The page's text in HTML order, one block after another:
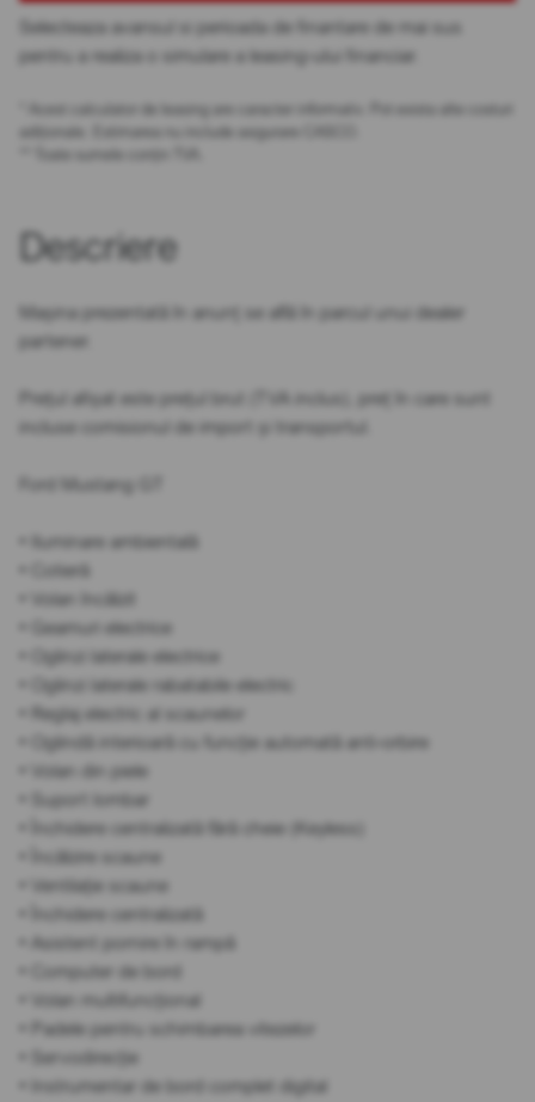
Selecteaza avansul si perioada de finantare de mai sus
pentru a realiza o simulare a leasing-ului financiar.
* Acest calculator de leasing are caracter informativ. Pot exista alte costuri
adiționale. Estimarea nu include asigurare CASCO.
** Toate sumele conțin TVA.
Descriere
Mașina prezentată în anunț se află în parcul unui dealer
partener.
Prețul afișat este prețul brut (TVA inclus), preț în care sunt
incluse comisionul de import și transportul.
Ford Mustang GT
• Iluminare ambientală
• Cotieră
• Volan încălzit
• Geamuri electrice
• Oglinzi laterale electrice
• Oglinzi laterale rabatabile electric
• Reglaj electric al scaunelor
• Oglindă interioară cu funcție automată anti-orbire
• Volan din piele
• Suport lombar
• Închidere centralizată fără cheie (Keyless)
• Încălzire scaune
• Ventilație scaune
• Închidere centralizată
• Asistent pornire în rampă
• Computer de bord
• Volan multifuncțional
• Padele pentru schimbarea vitezelor
• Servodirecție
• Instrumentar de bord complet digital